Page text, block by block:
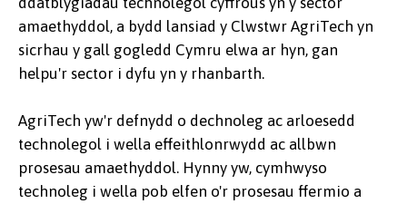
amaethyddol, a bydd lansiad y Clwstwr AgriTech yn
sicrhau y gall gogledd Cymru elwa ar hyn, gan
helpu'r sector i dyfu yn y rhanbarth.
AgriTech yw'r defnydd o dechnoleg ac arloesedd
technolegol i wella effeithlonrwydd ac allbwn
prosesau amaethyddol. Hynny yw, cymhwyso
technoleg i wella pob elfen o'r prosesau ffermio a